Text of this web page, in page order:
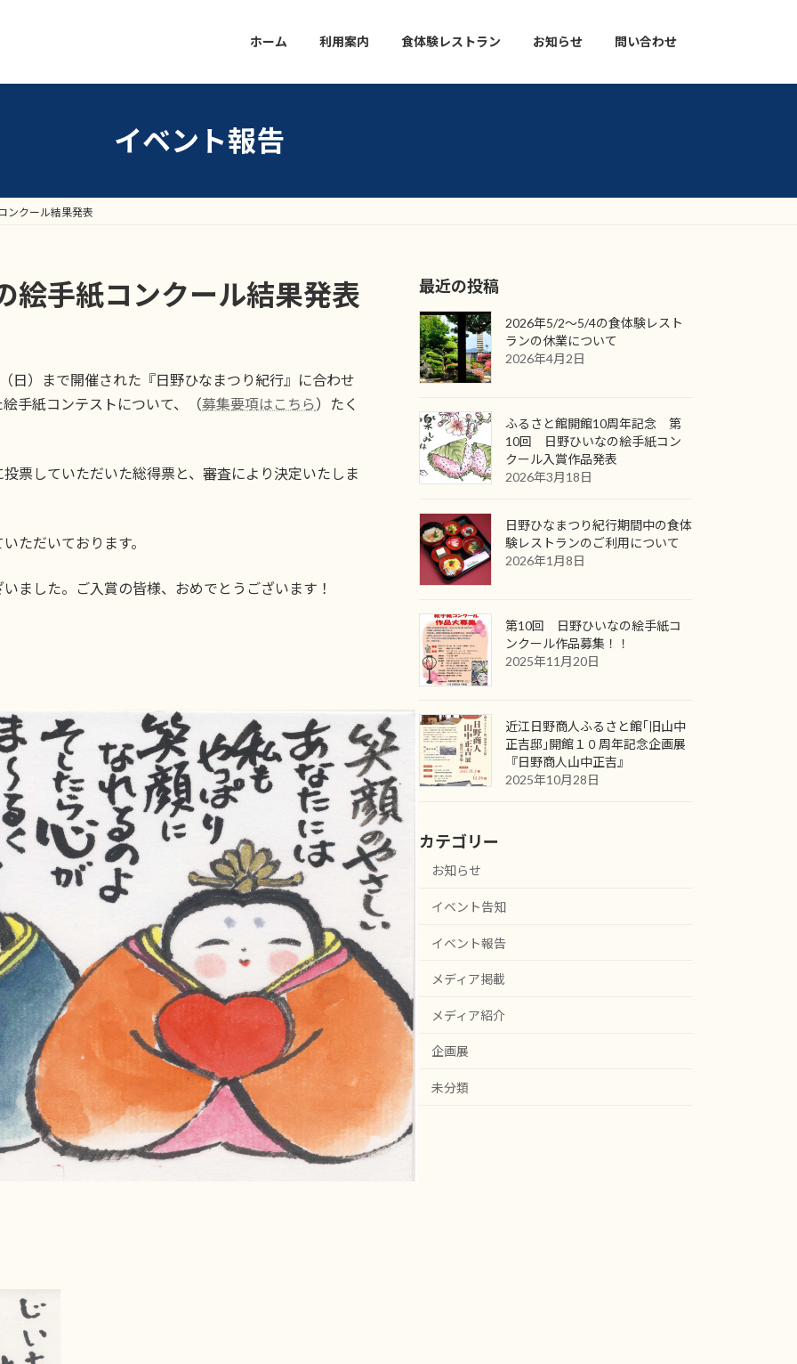
ホーム 利用案内 食体験レストラン お知らせ 問い合わせ
イベント報告
ンクール結果発表
絵手紙コンクール結果発表
日）まで開催された『日野ひなまつり紀行』に合わせ
手紙コンテストについて、（募集要項はこちら）たく
票していただいた総得票と、審査により決定いたしま
ただいております。
ました。ご入賞の皆様、おめでとうございます！
最近の投稿
2026年5/2〜5/4の食体験レスト
ランの休業について
2026年4月2日
ふるさと館開館10周年記念 第
10回 日野ひいなの絵手紙コン
クール入賞作品発表
2026年3月18日
日野ひなまつり紀行期間中の食体
験レストランのご利用について
2026年1月8日
第10回 日野ひいなの絵手紙コ
ンクール作品募集！！
2025年11月20日
近江日野商人ふるさと館｢旧山中
正吉邸｣開館１０周年記念企画展
『日野商人山中正吉』
2025年10月28日
カテゴリー
お知らせ
イベント告知
イベント報告
メディア掲載
メディア紹介
企画展
未分類